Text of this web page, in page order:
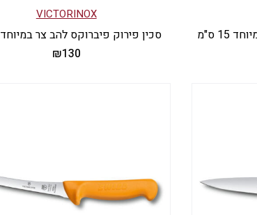
ס"מ
VICTORINOX
סכין פירוק פיברוקס להב צר במיוחד 9 ס"מ
₪130